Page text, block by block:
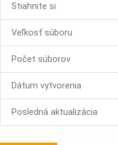
Stiahnite si
Veľkosť súboru
Počet súborov
Dátum vytvorenia
Posledná aktualizácia